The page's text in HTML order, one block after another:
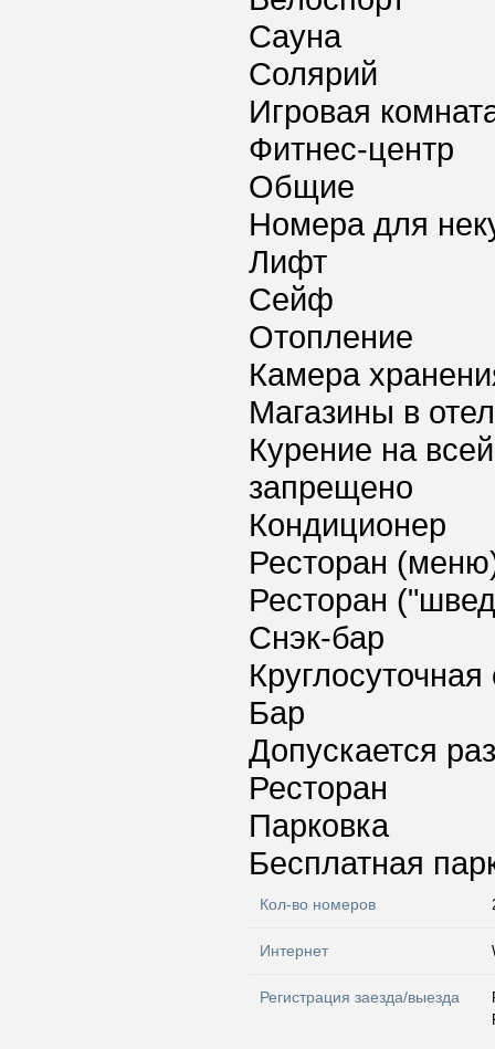
Сауна
Солярий
Игровая
Фитнес-центр
Общие
Номера для
Лифт
Сейф
Отопление
Камера
Магазины в
Курение на
запрещено
Кондиционер
Ресторан
Ресторан
Снэк-бар
Бар
Допускается
Ресторан
Парковка
Бесплатная
Кол-во номеров
Интернет
Регистрация заезда/выезда